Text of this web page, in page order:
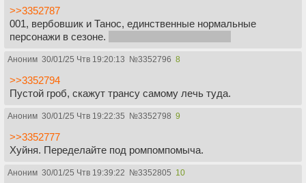
>>3352787
001, вербовшик и Танос, единственные нормальные
персонажи в сезоне.
Аноним 30/01/25 Чтв 19:20:13 №3352796 8
>>3352794
Пустой гроб, скажут трансу самому лечь туда.
Аноним 30/01/25 Чтв 19:22:35 №3352798 9
>>3352777
Хуйня. Переделайте под ромпомпомыча.
Аноним 30/01/25 Чтв 19:39:22 №3352805 10